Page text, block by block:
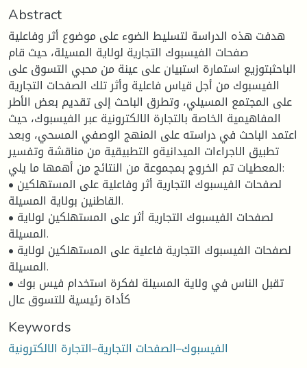
Abstract
هدفت هذه الدراسة لتسليط الضوء على موضوع أثر وفاعلية
صفحات الفيسبوك التجارية لولاية المسيلة، حيث قام
الباحثبتوزيع استمارة استبيان على عينة من محبي التسوق على
الفيسبوك من أجل قياس فاعلية وأثر تلك الصفحات التجارية
على المجتمع المسيلي، وتطرق الباحث إلى تقديم بعض الأطر
المفاهيمية الخاصة بالتجارة الالكترونية عبر الفيسبوك، حيث
اعتمد الباحث في دراسته على المنهج الوصفي المسحي، وبعد
تطبيق الاجراءات الميدانيةو التطبيقية من مناقشة وتفسير
المعطيات تم الخروج بمجموعة من النتائج من أهمها ما يلي:
• لصفحات الفيسبوك التجارية أثر وفاعلية على المستهلكين
القاطنين بولاية المسيلة.
• لصفحات الفيسبوك التجارية أثر على المستهلكين لولاية
المسيلة.
• لصفحات الفيسبوك التجارية فاعلية على المستهلكين لولاية
المسيلة.
• تقبل الناس في ولاية المسيلة لفكرة استخدام فيس بوك
كأداة رئيسية للتسوق عال
Keywords
الفيسبوك–الصفحات التجارية–التجارة الالكترونية